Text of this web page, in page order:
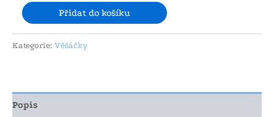
Přidat do košíku
Kategorie: Věšáčky
Popis